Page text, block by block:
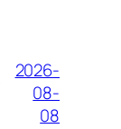
2026-
08-
08